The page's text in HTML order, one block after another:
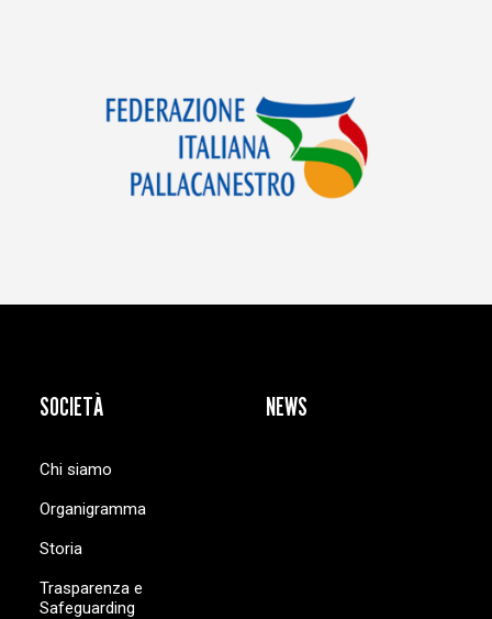
SOCIETÀ
Chi siamo
Organigramma
Storia
Trasparenza e
Safeguarding
NEWS